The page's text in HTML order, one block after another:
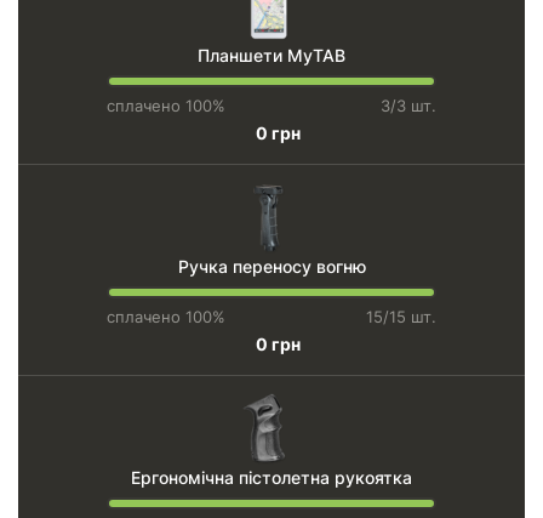
Планшети MyTAB
сплачено 100% 3/3 шт.
0 грн
Ручка переносу вогню
сплачено 100% 15/15 шт.
0 грн
Ергономічна пістолетна рукоятка